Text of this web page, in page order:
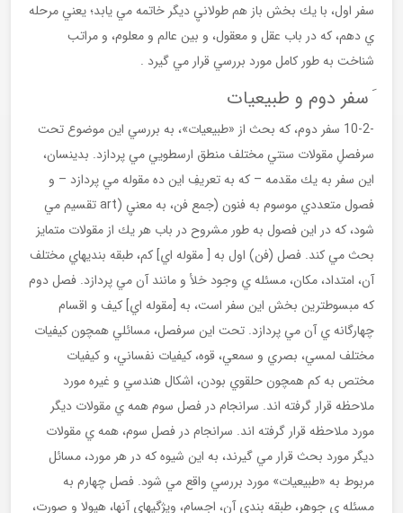
سفر اول، با يك بخش باز هم طولانيِ ديگر خاتمه مي يابد؛ يعني مرحله
ي دهم، كه در باب عقل و معقول، و بين عالم و معلوم، و مراتب
شناخت به طور كامل مورد بررسي قرار مي گيرد .
َ سفر دوم و طبيعيات
-10-2 سفر دوم، كه بحث از «طبيعيات»، به بررسي اين موضوع تحت
سرفصلِ مقولات سنتي مختلف منطق ارسطويي مي پردازد. بدينسان،
اين سفر به يك مقدمه – كه به تعريفِ اين ده مقوله مي پردازد – و
فصول متعددي موسوم به فنون (جمع فن، به معنيِ (art تقسيم مي
شود، كه در اين فصول به طور مشروح در باب هر يك از مقولات متمايز
بحث مي كند. فصل (فن) اول به [ مقوله اي] كم، طبقه بنديهاي مختلف
آن، امتداد، مكان، مسئله ي وجود خلأ و مانند آن مي پردازد. فصل دوم
كه مبسوطترين بخش اين سفر است، به [مقوله اي] كيف و اقسام
چهارگانه ي آن مي پردازد. تحت اين سرفصل، مسائلي همچون كيفيات
مختلف لمسي، بصري و سمعي، قوه، كيفيات نفساني، و كيفيات
مختص به كم همچون حلقوي بودن، اشكال هندسي و غيره مورد
ملاحظه قرار گرفته اند. سرانجام در فصل سوم همه ي مقولات ديگر
مورد ملاحظه قرار گرفته اند. سرانجام در فصل سوم، همه ي مقولات
ديگر مورد بحث قرار مي گيرند، به اين شيوه كه در هر مورد، مسائل
مربوط به «طبيعيات» مورد بررسي واقع مي شود. فصل چهارم به
مسئله ي جوهر، طبقه بندي آن، اجسام، ويژگيهاي آنها، هيولا و صورت،